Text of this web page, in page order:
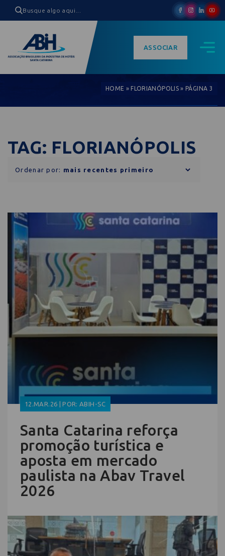
ASSOCIAR
HOME »FLORIANÓPOLIS »PÁGINA 3
TAG: FLORIANÓPOLIS
Ordenar por:
12.MAR.26 | POR: ABIH-SC
Santa Catarina reforça
promoção turística e
aposta em mercado
paulista na Abav Travel
2026